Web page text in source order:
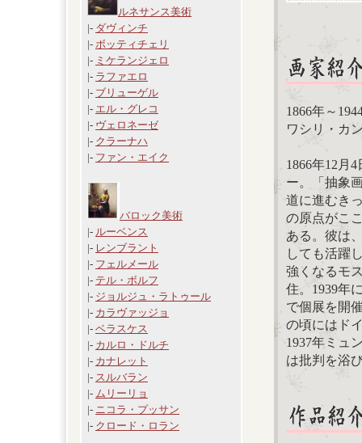
ルネサンス美術
|- ダヴィンチ
|- ボッティチェリ
|- ミケランジェロ
|- ラファエロ
|- ブリューゲル
|- エル・グレコ
|- ヴェロネーゼ
|- クラーナハ
|- ファン・エイク
バロック美術
|- ルーベンス
|- レンブラント
|- フェルメール
|- テル・ボルフ
|- ジョルジュ・ラトゥール
|- カラヴァッジョ
|- ベラスケス
|- カルロ・ドルチ
|- カナレット
|- スルバラン
|- ムリーリョ
|- ニコラ・プッサン
|- クロード・ロラン
1866年～
ワシリ・カ
1866年12月
ー。「抽象
道に進むき
の原点がこ
ある。彼は
しても活躍
強くなるモ
住。1939年
で個展を開
の頃にはド
1937年ミュ
は批判を浴